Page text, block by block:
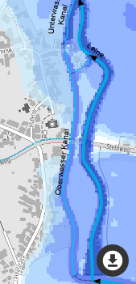
Thema
wechseln